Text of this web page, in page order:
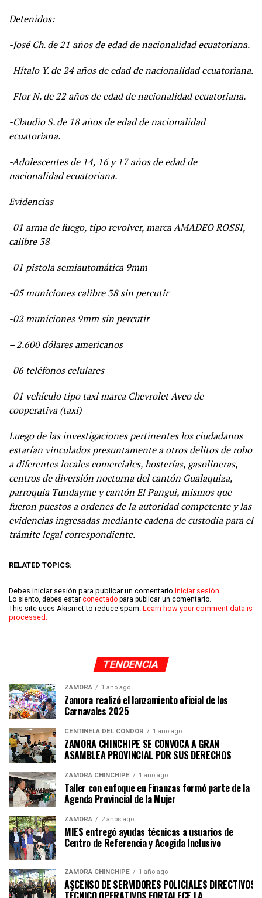
Detenidos:
-José Ch. de 21 años de edad de nacionalidad ecuatoriana.
-Hítalo Y. de 24 años de edad de nacionalidad ecuatoriana.
-Flor N. de 22 años de edad de nacionalidad ecuatoriana.
-Claudio S. de 18 años de edad de nacionalidad
ecuatoriana.
-Adolescentes de 14, 16 y 17 años de edad de
nacionalidad ecuatoriana.
Evidencias
-01 arma de fuego, tipo revolver, marca AMADEO ROSSI,
calibre 38
-01 pistola semiautomática 9mm
-05 municiones calibre 38 sin percutir
-02 municiones 9mm sin percutir
– 2.600 dólares americanos
-06 teléfonos celulares
-01 vehículo tipo taxi marca Chevrolet Aveo de
cooperativa (taxi)
Luego de las investigaciones pertinentes los ciudadanos
estarían vinculados presuntamente a otros delitos de robo
a diferentes locales comerciales, hosterías, gasolineras,
centros de diversión nocturna del cantón Gualaquiza,
parroquia Tundayme y cantón El Pangui, mismos que
fueron puestos a ordenes de la autoridad competente y las
evidencias ingresadas mediante cadena de custodia para el
trámite legal correspondiente.
RELATED TOPICS:
Debes iniciar sesión para publicar un comentario Iniciar sesión
Lo siento, debes estar conectado para publicar un comentario.
This site uses Akismet to reduce spam. Learn how your comment data is
processed.
TENDENCIA
ZAMORA 1 año ago
Zamora realizó el lanzamiento oficial de los
Carnavales 2025
CENTINELA DEL CÓNDOR 1 año ago
ZAMORA CHINCHIPE SE CONVOCA A GRAN
ASAMBLEA PROVINCIAL POR SUS DERECHOS
ZAMORA CHINCHIPE 1 año ago
Taller con enfoque en Finanzas formó parte de la
Agenda Provincial de la Mujer
ZAMORA 2 años ago
MIES entregó ayudas técnicas a usuarios de
Centro de Referencia y Acogida Inclusivo
ZAMORA CHINCHIPE 1 año ago
ASCENSO DE SERVIDORES POLICIALES DIRECTIVOS Y